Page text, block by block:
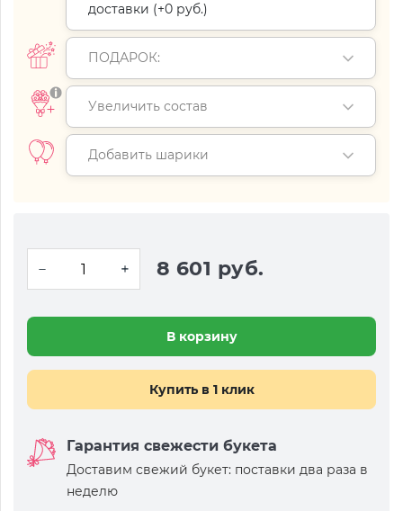
доставки (+0 руб.)
ПОДАРОК:
Увеличить состав
Добавить шарики
8 601 руб.
В корзину
Купить в 1 клик
Гарантия свежести букета
Доставим свежий букет: поставки два раза в
неделю